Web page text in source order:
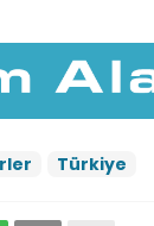
Türkiye